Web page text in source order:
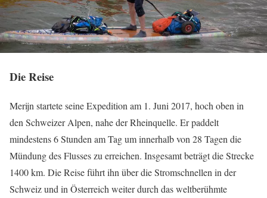
Die Reise
Merijn startete seine Expedition am 1. Juni 2017, hoch oben in
den Schweizer Alpen, nahe der Rheinquelle. Er paddelt
mindestens 6 Stunden am Tag um innerhalb von 28 Tagen die
Mündung des Flusses zu erreichen. Insgesamt beträgt die Strecke
1400 km. Die Reise führt ihn über die Stromschnellen in der
Schweiz und in Österreich weiter durch das weltberühmte